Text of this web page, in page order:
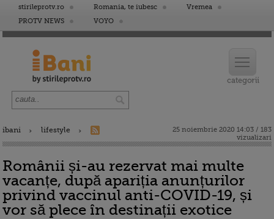
stirileprotv.ro Romania, te iubesc
Vremea
PROTV NEWS
VOYO
ibani lifestyle
25 noiembrie 2020 14:03 / 183
vizualizari
Românii și-au rezervat mai multe
vacanțe, după apariția anunțurilor
privind vaccinul anti-COVID-19, și
vor să plece în destinații exotice